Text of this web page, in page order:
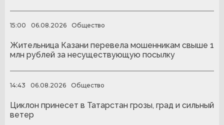
15:00 06.08.2026 Общество
Жительница Казани перевела мошенникам свыше 1
млн рублей за несуществующую посылку
14:43 06.08.2026 Общество
Циклон принесет в Татарстан грозы, град и сильный
ветер